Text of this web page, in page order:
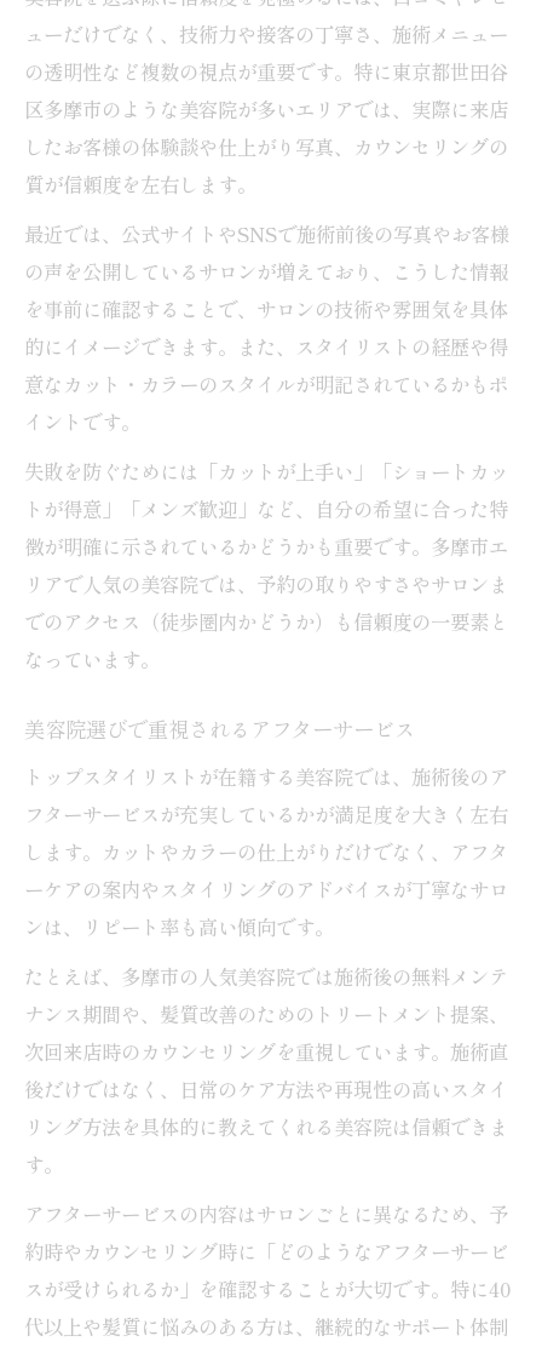
ューだけでなく、技術力や接客の丁寧さ、施術メニュー
の透明性など複数の視点が重要です。特に東京都世田谷
区多摩市のような美容院が多いエリアでは、実際に来店
したお客様の体験談や仕上がり写真、カウンセリングの
質が信頼度を左右します。
最近では、公式サイトやSNSで施術前後の写真やお客様
の声を公開しているサロンが増えており、こうした情報
を事前に確認することで、サロンの技術や雰囲気を具体
的にイメージできます。また、スタイリストの経歴や得
意なカット・カラーのスタイルが明記されているかもポ
イントです。
失敗を防ぐためには「カットが上手い」「ショートカッ
トが得意」「メンズ歓迎」など、自分の希望に合った特
徴が明確に示されているかどうかも重要です。多摩市エ
リアで人気の美容院では、予約の取りやすさやサロンま
でのアクセス（徒歩圏内かどうか）も信頼度の一要素と
なっています。
美容院選びで重視されるアフターサービス
トップスタイリストが在籍する美容院では、施術後のア
フターサービスが充実しているかが満足度を大きく左右
します。カットやカラーの仕上がりだけでなく、アフタ
ーケアの案内やスタイリングのアドバイスが丁寧なサロ
ンは、リピート率も高い傾向です。
たとえば、多摩市の人気美容院では施術後の無料メンテ
ナンス期間や、髪質改善のためのトリートメント提案、
次回来店時のカウンセリングを重視しています。施術直
後だけではなく、日常のケア方法や再現性の高いスタイ
リング方法を具体的に教えてくれる美容院は信頼できま
す。
アフターサービスの内容はサロンごとに異なるため、予
約時やカウンセリング時に「どのようなアフターサービ
スが受けられるか」を確認することが大切です。特に40
代以上や髪質に悩みのある方は、継続的なサポート体制